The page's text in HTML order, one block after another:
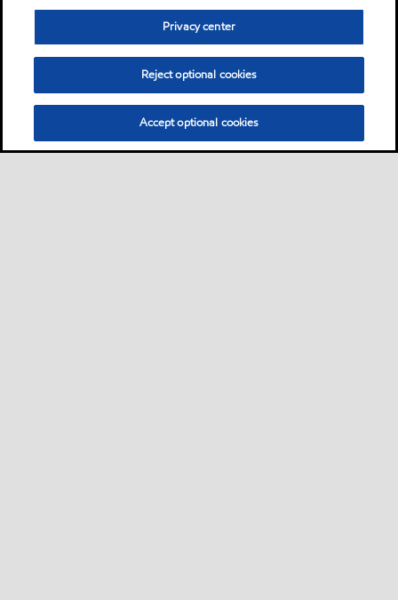
Privacy center
Reject optional cookies
Accept optional cookies